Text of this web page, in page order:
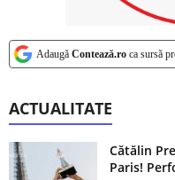
Adaugă Contează.ro ca sursă
ACTUALITATE
Cătălin
Paris!